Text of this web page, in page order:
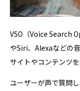
VSO（Voice Search
やSiri、Alexaなどの
サイトやコンテンツ
ユーザーが声で質問